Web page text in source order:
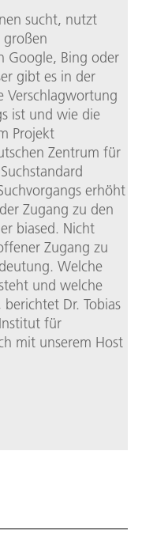
sucht, nutzt
großen
Google, Bing oder
gibt es in der
Verschlagwortung
ist und wie die
Projekt
Zentrum für
erhöht
Zugang zu den
biased. Nicht
Zugang zu
Welche
und welche
Dr. Tobias
für
mit unserem Host